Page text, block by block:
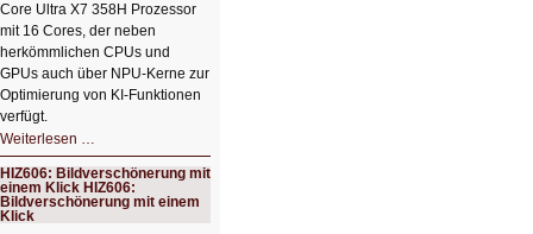
Core Ultra X7 358H Prozessor
mit 16 Cores, der neben
herkömmlichen CPUs und
GPUs auch über NPU-Kerne zur
Optimierung von KI-Funktionen
verfügt.
Weiterlesen …
Schicker
kompakter
Rechenturbo
HIZ606: Bildverschönerung mit
einem Klick HIZ606:
Bildverschönerung mit einem
Klick